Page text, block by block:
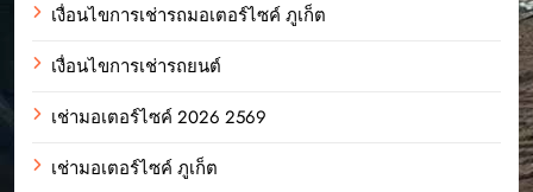
เงื่อนไขการเช่ารถมอเตอร์ไซค์ ภูเก็ต
เงื่อนไขการเช่ารถยนต์
เช่ามอเตอร์ไซค์ 2026 2569
เช่ามอเตอร์ไซค์ ภูเก็ต